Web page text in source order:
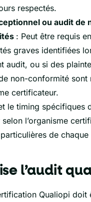
respectés.
ou audit de
: Peut être requis
graves identifiées
audit, ou si des
non-conformité sont
certificateur.
le timing spécifiques
l’organisme
de
l’audit
Qualiopi doit